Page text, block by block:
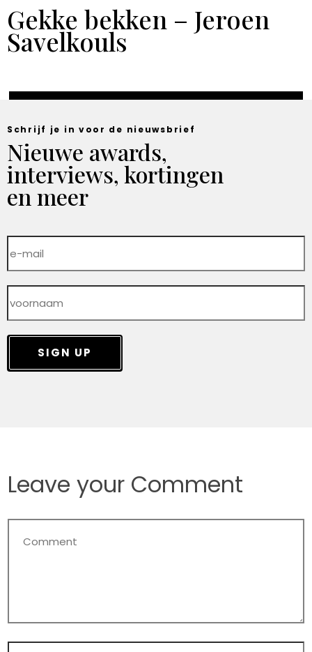
Gekke bekken – Jeroen
Savelkouls
Schrijf je in voor de nieuwsbrief
Nieuwe awards,
interviews, kortingen
en meer
SIGN UP
Leave your Comment